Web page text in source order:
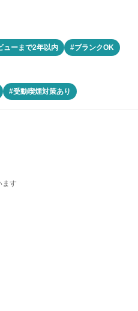
ューまで2年以内 #ブランクOK
#受動喫煙対策あり
ます